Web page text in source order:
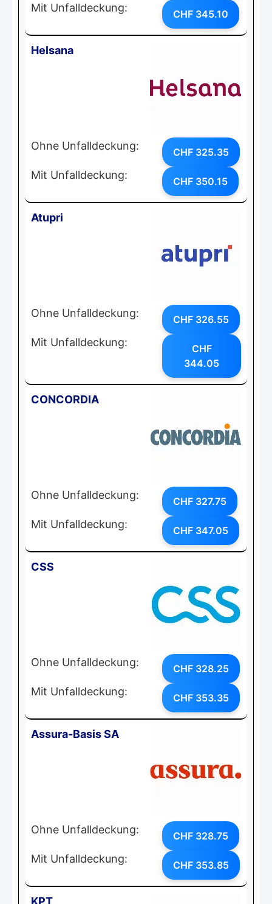
Mit Unfalldeckung: CHF 345.10
Helsana
Ohne Unfalldeckung: CHF 325.35
Mit Unfalldeckung: CHF 350.15
Atupri
Ohne Unfalldeckung: CHF 326.55
Mit Unfalldeckung:
CHF
344.05
CONCORDIA
Ohne Unfalldeckung: CHF 327.75
Mit Unfalldeckung: CHF 347.05
CSS
Ohne Unfalldeckung: CHF 328.25
Mit Unfalldeckung: CHF 353.35
Assura-Basis SA
Ohne Unfalldeckung: CHF 328.75
Mit Unfalldeckung: CHF 353.85
KPT